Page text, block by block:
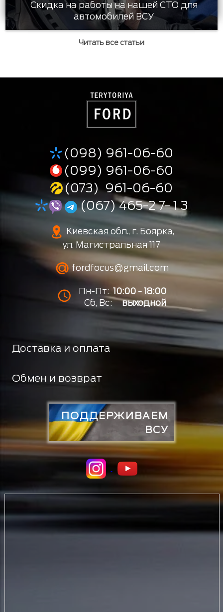
Скидка на работы на нашей СТО для
автомобилей ВСУ
Читать все статьи
(098) 961-06-60
(099) 961-06-60
(073) 961-06-60
(067) 465-2 7- 1 3
Киевская обл., г. Боярка,
ул. Магистральная 117
fordfocus@gmail.com
Пн-Пт: 10:00 - 18:00
Сб, Вс:
выходной
Доставка и оплата
Обмен и возврат
ПОДДЕРЖИВАЕМ
ВСУ